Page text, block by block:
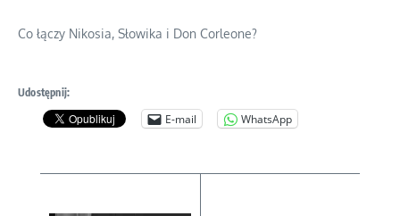
Co łączy Nikosia, Słowika i Don Corleone?
Udostępnij:
E-mail WhatsApp